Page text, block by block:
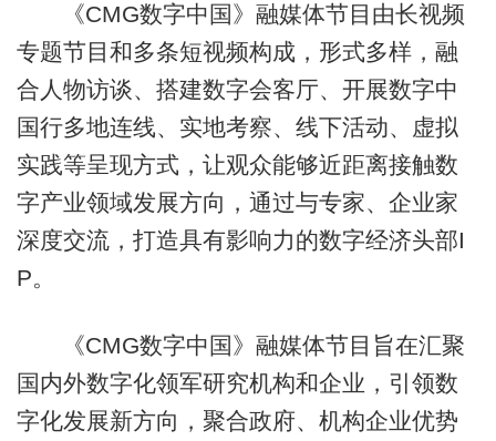
《CMG数字中国》融媒体节目由长视频
专题节目和多条短视频构成，形式多样，融
合人物访谈、搭建数字会客厅、开展数字中
国行多地连线、实地考察、线下活动、虚拟
实践等呈现方式，让观众能够近距离接触数
字产业领域发展方向，通过与专家、企业家
深度交流，打造具有影响力的数字经济头部I
P。
《CMG数字中国》融媒体节目旨在汇聚
国内外数字化领军研究机构和企业，引领数
字化发展新方向，聚合政府、机构企业优势